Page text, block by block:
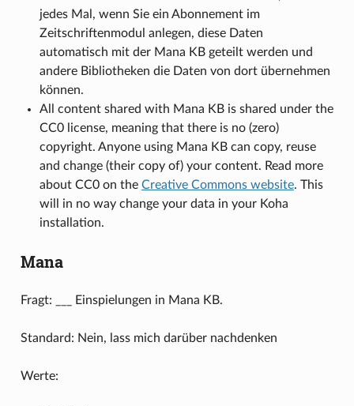
jedes Mal, wenn Sie ein Abonnement im
Zeitschriftenmodul anlegen, diese Daten
automatisch mit der Mana KB geteilt werden und
andere Bibliotheken die Daten von dort übernehmen
können.
All content shared with Mana KB is shared under the
CC0 license, meaning that there is no (zero)
copyright. Anyone using Mana KB can copy, reuse
and change (their copy of) your content. Read more
about CC0 on the Creative Commons website. This
will in no way change your data in your Koha
installation.
Mana
Fragt: ___ Einspielungen in Mana KB.
Standard: Nein, lass mich darüber nachdenken
Werte: